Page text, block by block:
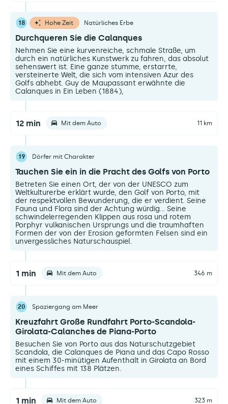
18 Hohe Zeit Natürliches Erbe
Durchqueren Sie die Calanques
Nehmen Sie eine kurvenreiche, schmale Straße, um
durch ein natürliches Kunstwerk zu fahren, das absolut
sehenswert ist. Eine ganze stumme, erstarrte,
versteinerte Welt, die sich vom intensiven Azur des
Golfs abhebt. Guy de Maupassant erwähnte die
Calanques in Ein Leben (1884),
12 min Mit dem Auto 11 km
19 Dörfer mit Charakter
Tauchen Sie ein in die Pracht des Golfs von Porto
Betreten Sie einen Ort, der von der UNESCO zum
Weltkulturerbe erklärt wurde, den Golf von Porto, mit
der respektvollen Bewunderung, die er verdient. Seine
Fauna und Flora sind der Achtung würdig... Seine
schwindelerregenden Klippen aus rosa und rotem
Porphyr vulkanischen Ursprungs und die traumhaften
Formen der von der Erosion geformten Felsen sind ein
unvergessliches Naturschauspiel.
1 min Mit dem Auto 346 m
20 Spaziergang am Meer
Kreuzfahrt Große Rundfahrt Porto-Scandola-
Girolata-Calanches de Piana-Porto
Besuchen Sie von Porto aus das Naturschutzgebiet
Scandola, die Calanques de Piana und das Capo Rosso
mit einem 30-minütigen Aufenthalt in Girolata an Bord
eines Schiffes mit 138 Plätzen.
1 min Mit dem Auto 323 m